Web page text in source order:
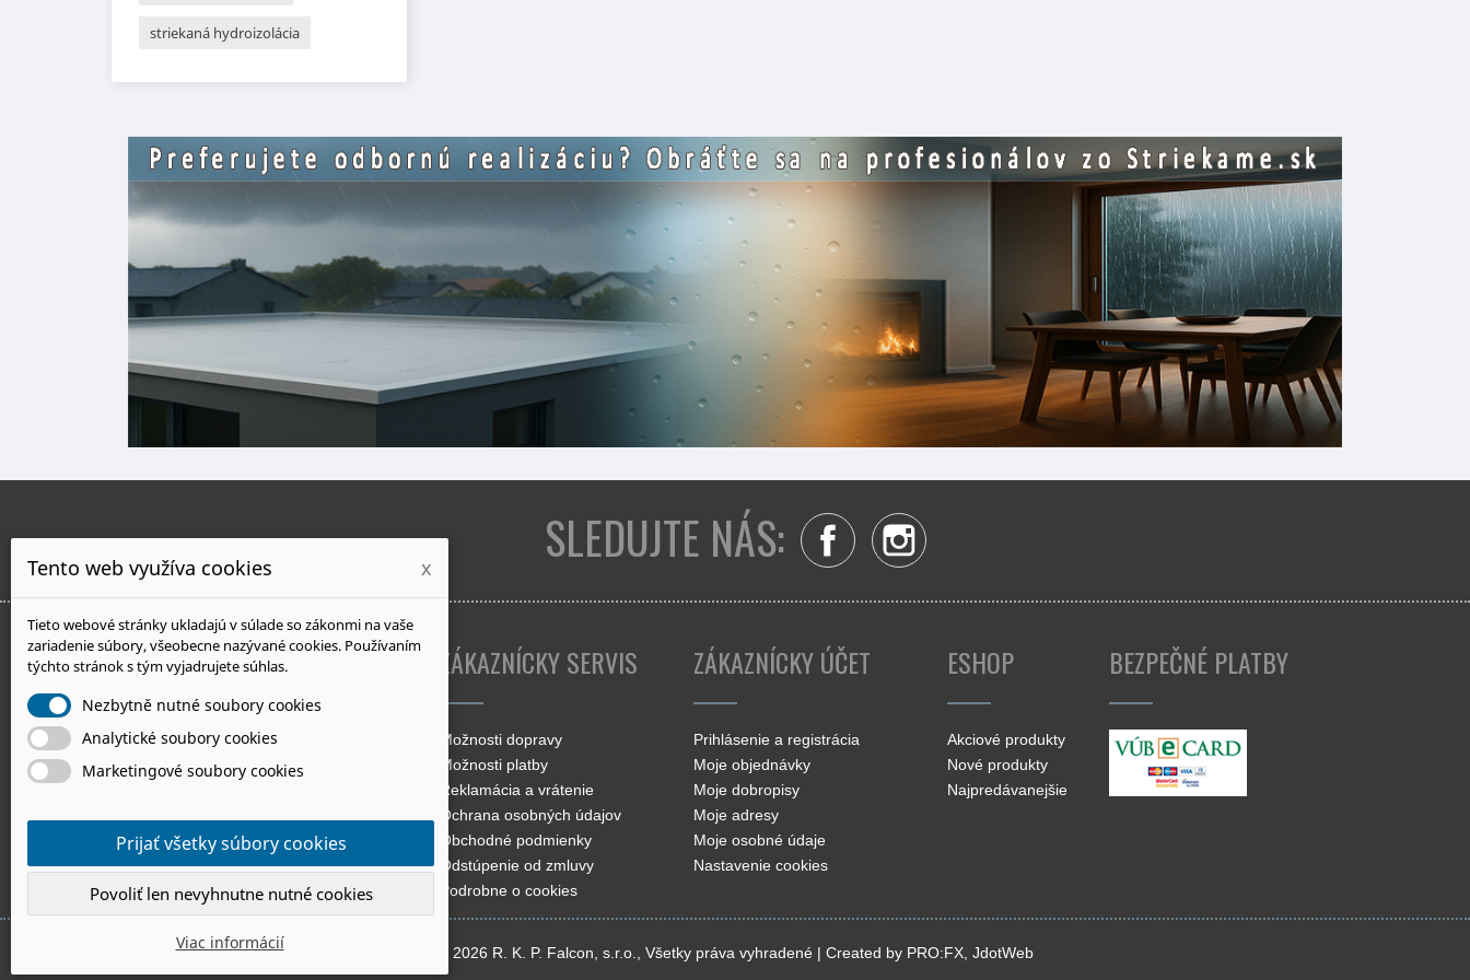
striekaná hydroizolácia
SLEDUJTE NÁS: FacebookInstagram
INFORMÁCIE O E-SHOPE
Mapeizol.sk
Murgašova 27
Šaľa 927 01
ZÁKAZNÍCKY SERVIS
Možnosti dopravy
Možnosti platby
Reklamácia a vrátenie
Ochrana osobných údajov
Obchodné podmienky
Odstúpenie od zmluvy
Podrobne o cookies
ZÁKAZNÍCKY ÚČET
Prihlásenie a registrácia
Moje objednávky
Moje dobropisy
Moje adresy
Moje osobné údaje
Nastavenie cookies
ESHOP
Akciové produkty
Nové produkty
Najpredávanejšie
BEZPEČNÉ PLATBY
© 2026 R. K. P. Falcon, s.r.o., Všetky práva vyhradené | Created by PRO:FX, JdotWeb
Tento web využíva cookies x
Tieto webové stránky ukladajú v súlade so zákonmi na vaše
zariadenie súbory, všeobecne nazývané cookies. Používaním
týchto stránok s tým vyjadrujete súhlas.
Nezbytně nutné soubory cookies
Analytické soubory cookies
Marketingové soubory cookies
Prijať všetky súbory cookies
Povoliť len nevyhnutne nutné cookies
Viac informácií